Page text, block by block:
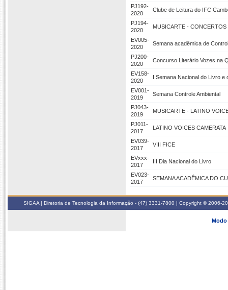
PJ192-
2020
Clube de Leitura do IFC
PJ194-
2020
MUSICARTE -
EV005-
2020
Semana acadêmica de
PJ200-
2020
Concurso Literário Vozes na
EV158-
2020
I Semana Nacional do Livro e
EV001-
2019
Semana Controle Ambiental
PJ043-
2019
MUSICARTE - LATINO
PJ011-
2017
LATINO VOICES CAMERATA
EV039-
2017
VIII FICE
EVxxx-
2017
III Dia Nacional do Livro
EV023-
2017
SEMANA ACADÊMICA DO
SIGAA | Diretoria de Tecnologia da Informação - (47) 3331-7800 | Copyright © 2006-
Modo